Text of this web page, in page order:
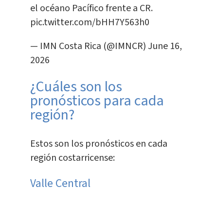
el océano Pacífico frente a CR.
pic.twitter.com/bHH7Y563h0
— IMN Costa Rica (@IMNCR)June 16,
2026
¿Cuáles son los
pronósticos para cada
región?
Estos son los pronósticos en cada
región costarricense:
Valle Central